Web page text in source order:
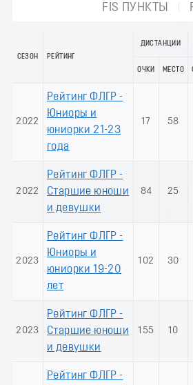
FIS ПУНКТЫ
СЕЗОН РЕЙТИНГ
ДИСТАНЦИИ
ОЧКИ МЕСТО
2022
Рейтинг ФЛГР -
Юниоры и
юниорки 21-23
года
17 58
2022
Рейтинг ФЛГР -
Старшие юноши
и девушки
84 25
2023
Рейтинг ФЛГР -
Юниоры и
юниорки 19-20
лет
102 30
2023
Рейтинг ФЛГР -
Старшие юноши
и девушки
155 10
Рейтинг ФЛГР -